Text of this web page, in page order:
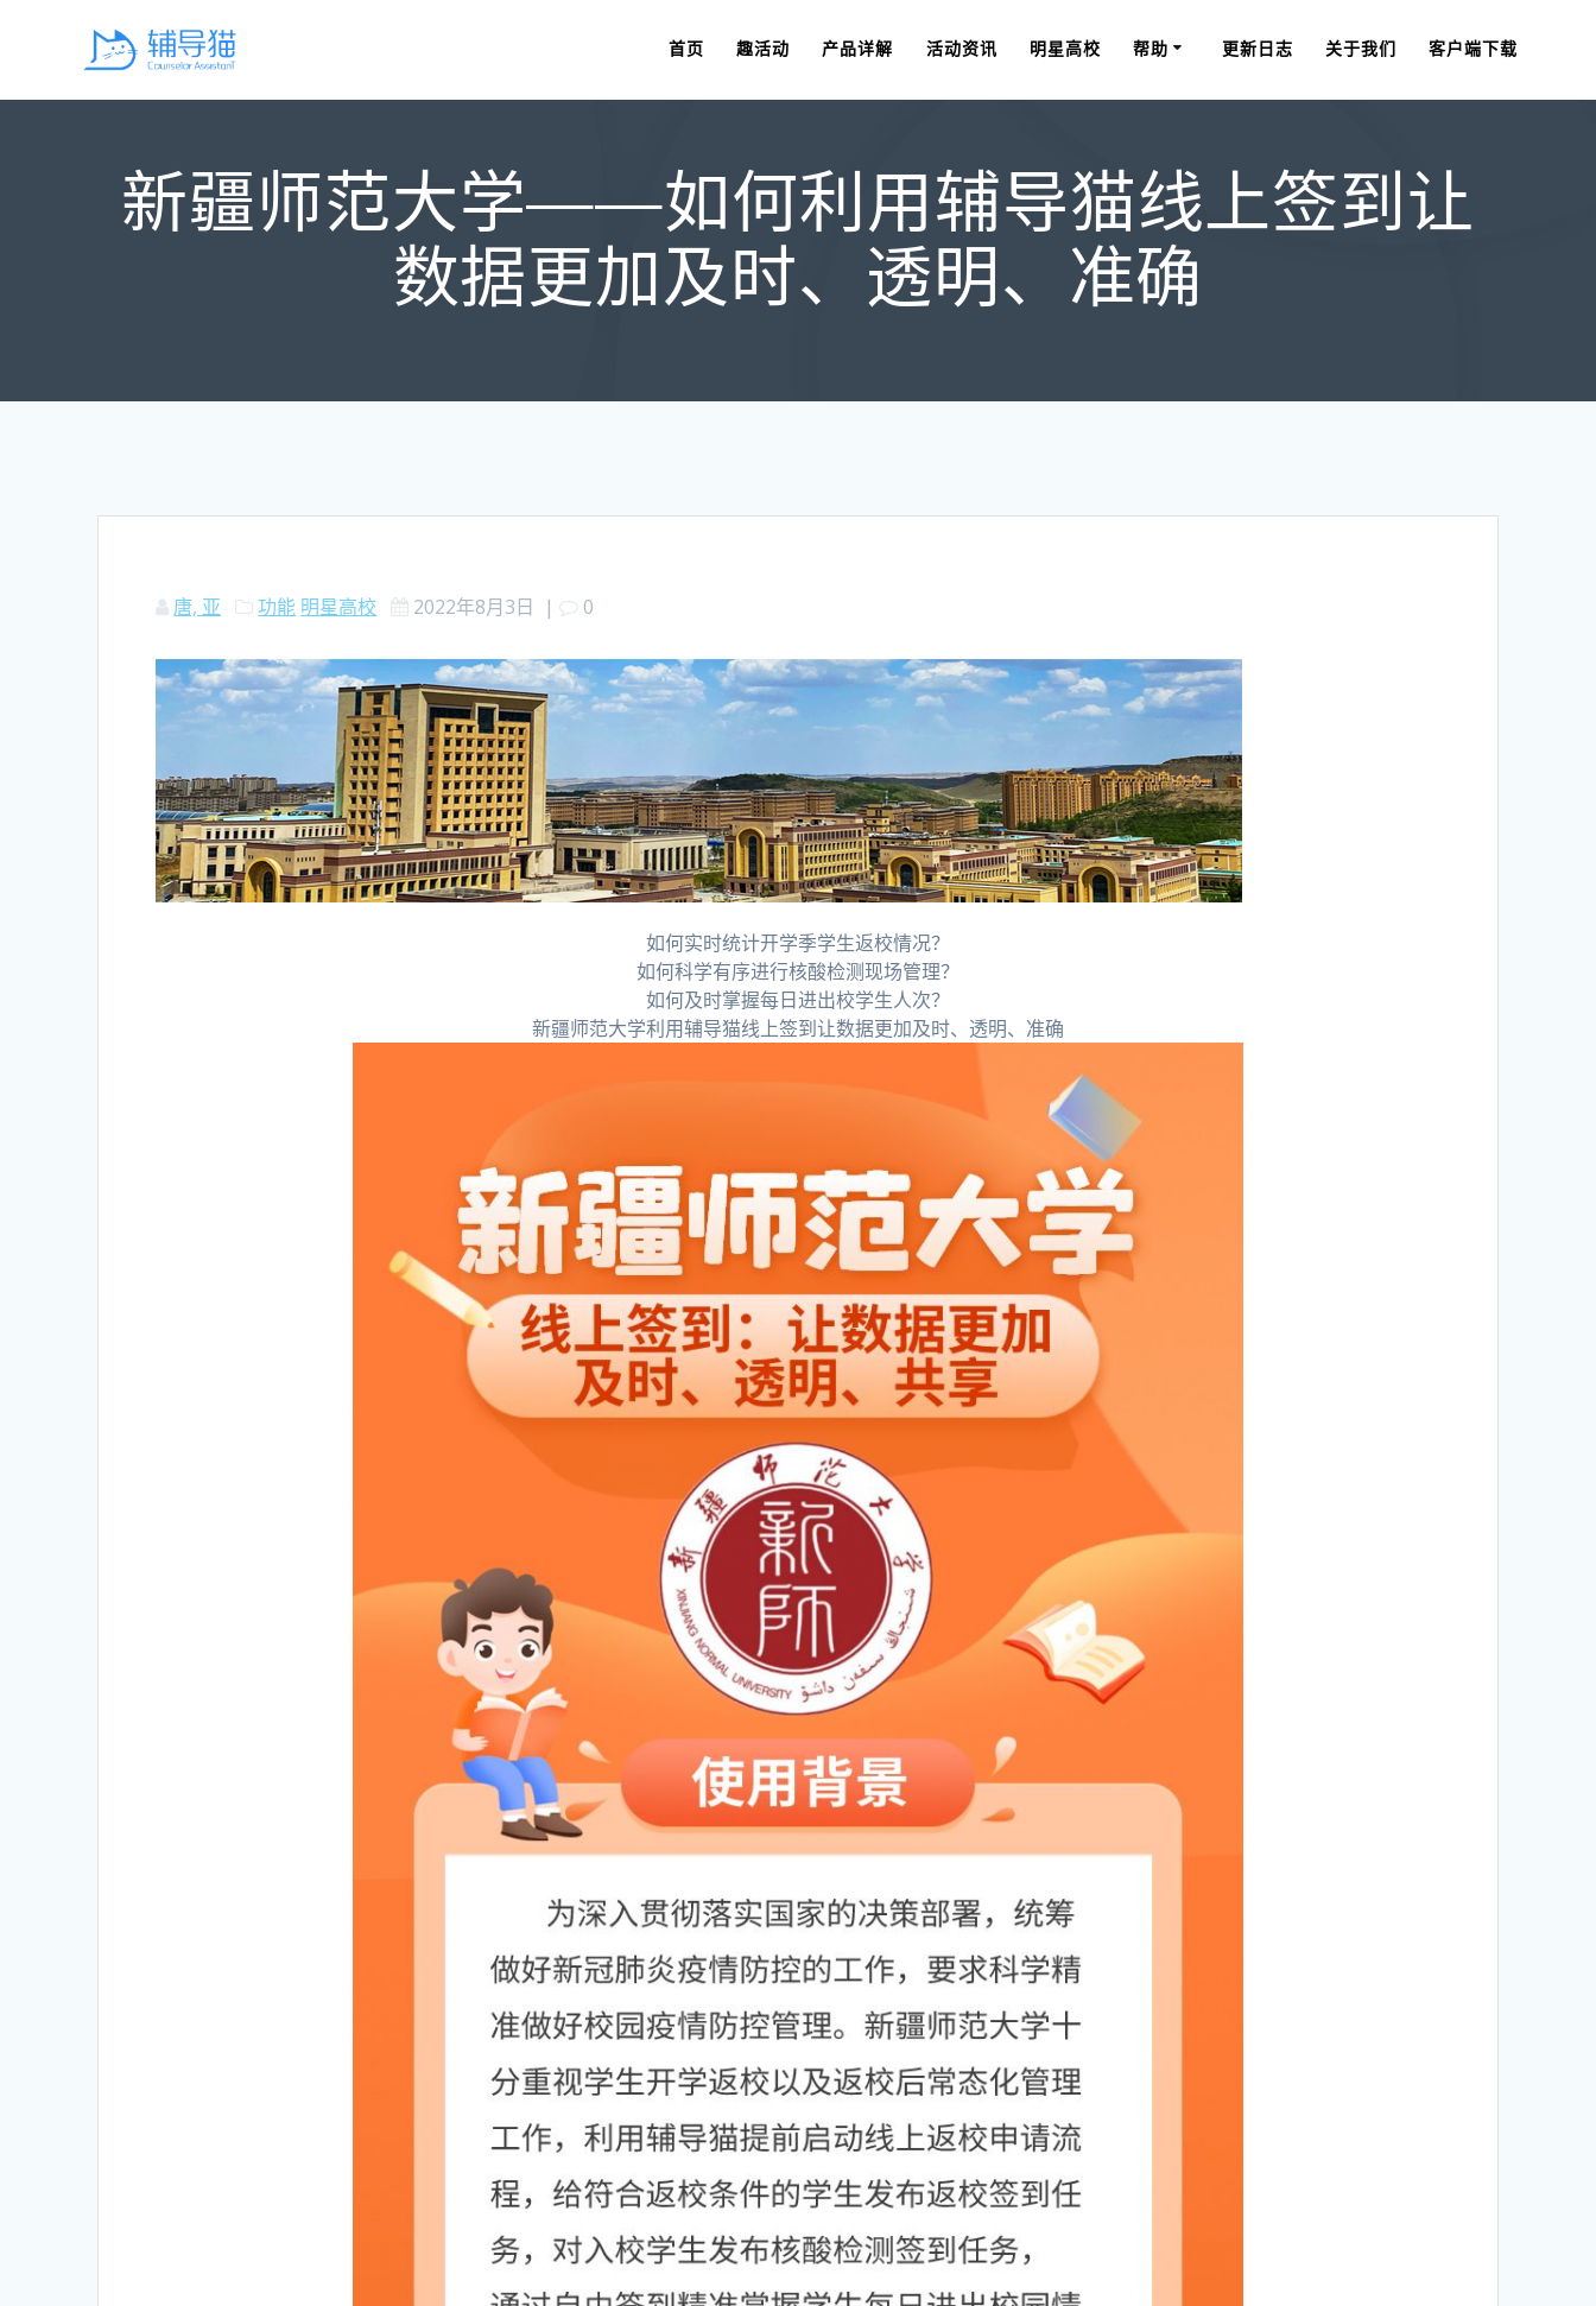
首页 趣活动 产品详解 活动资讯 明星高校 帮助 更新日志 关于我们 客户端下载
新疆师范大学——如何利用辅导猫线上签到让
数据更加及时、透明、准确
唐, 亚 功能 明星高校 2022年8月3日 | 0
如何实时统计开学季学生返校情况？
如何科学有序进行核酸检测现场管理？
如何及时掌握每日进出校学生人次？
新疆师范大学利用辅导猫线上签到让数据更加及时、透明、准确